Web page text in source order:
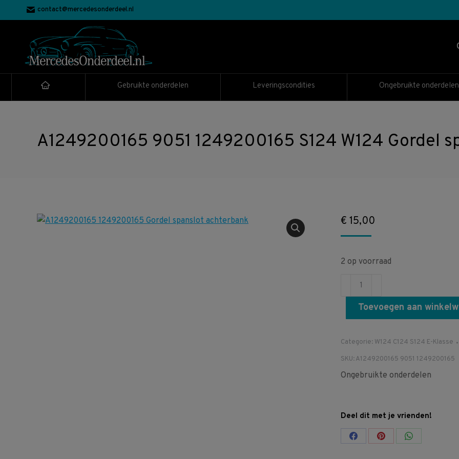
contact@mercedesonderdeel.nl
Gebruikte onderdelen Leveringscondities Ongebruikte onderdelen
A1249200165 9051 1249200165 S124 W124 Gordel
€ 15,00
2 op voorraad
A1249200165
9051
1249200165
W124
achterbank
Toevoegen aan
Categorie: W124 C124 S124 E-Klasse
SKU:A1249200165 9051 1249200165
Ongebruikte onderdelen
Deel dit met je vrienden!
Share Share Share